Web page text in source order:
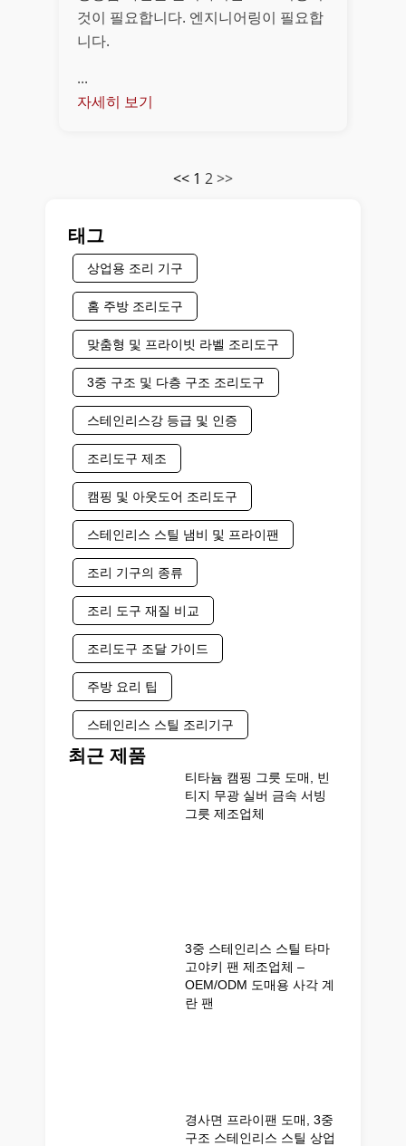
것이 필요합니다. 엔지니어링이 필요합
니다.
...
자세히 보기
<< 1 2>>
태그
상업용 조리 기구
홈 주방 조리도구
맞춤형 및 프라이빗 라벨 조리도구
3중 구조 및 다층 구조 조리도구
스테인리스강 등급 및 인증
조리도구 제조
캠핑 및 아웃도어 조리도구
스테인리스 스틸 냄비 및 프라이팬
조리 기구의 종류
조리 도구 재질 비교
조리도구 조달 가이드
주방 요리 팁
스테인리스 스틸 조리기구
최근 제품
티타늄 캠핑 그릇 도매, 빈
티지 무광 실버 금속 서빙
그릇 제조업체
3중 스테인리스 스틸 타마
고야키 팬 제조업체 –
OEM/ODM 도매용 사각 계
란 팬
경사면 프라이팬 도매, 3중
구조 스테인리스 스틸 상업